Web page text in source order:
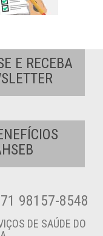
E RECEBA
71 98157-8548
DE SAÚDE DO